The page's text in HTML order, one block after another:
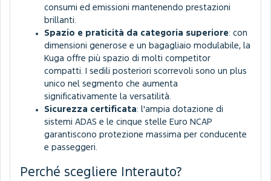
consumi ed emissioni mantenendo prestazioni
brillanti.
Spazio e praticità da categoria superiore: con
dimensioni generose e un bagagliaio modulabile, la
Kuga offre più spazio di molti competitor
compatti. I sedili posteriori scorrevoli sono un plus
unico nel segmento che aumenta
significativamente la versatilità.
Sicurezza certificata: l'ampia dotazione di
sistemi ADAS e le cinque stelle Euro NCAP
garantiscono protezione massima per conducente
e passeggeri.
Perché scegliere Interauto?